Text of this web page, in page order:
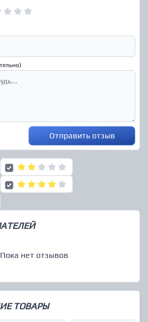
Отправить отзыв
Пока нет отзывов
ТОВАРЫ